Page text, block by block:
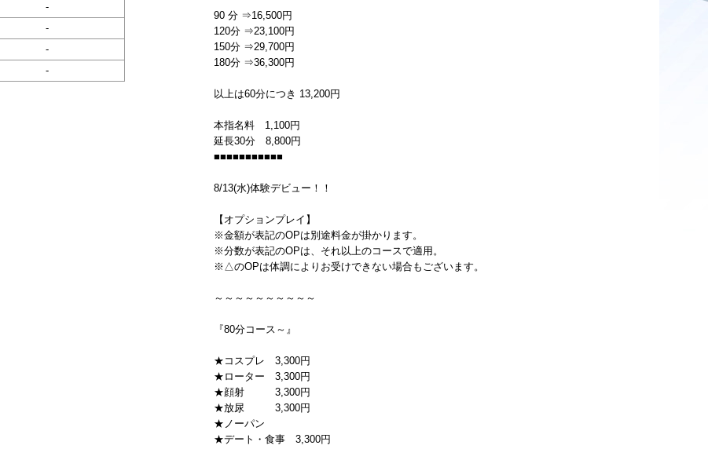
-
-
-
-
90 分 ⇒16,500円
120分 ⇒23,100円
150分 ⇒29,700円
180分 ⇒36,300円
以上は60分につき 13,200円
本指名料 1,100円
延長30分 8,800円
■■■■■■■■■■■
8/13(水)体験デビュー！！
【オプションプレイ】
※金額が表記のOPは別途料金が掛かります。
※分数が表記のOPは、それ以上のコースで適用。
※△のOPは体調によりお受けできない場合もございます。
～～～～～～～～～～
『80分コース～』
★コスプレ 3,300円
★ローター 3,300円
★顔射 3,300円
★放尿 3,300円
★ノーパン
★デート・食事 3,300円